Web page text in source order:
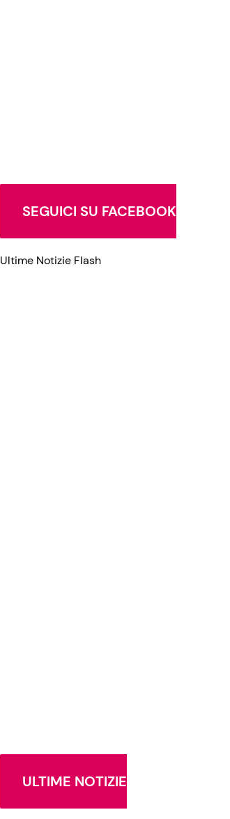
SEGUICI SU FACEBOOK
Ultime Notizie Flash
ULTIME NOTIZIE